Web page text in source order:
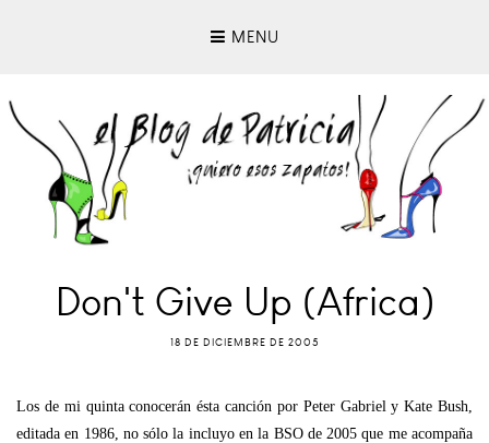
MENU
Don't Give Up (Africa)
18 DE DICIEMBRE DE 2005
Los de mi quinta conocerán ésta canción por Peter Gabriel y Kate Bush,
editada en 1986, no sólo la incluyo en la BSO de 2005 que me acompaña